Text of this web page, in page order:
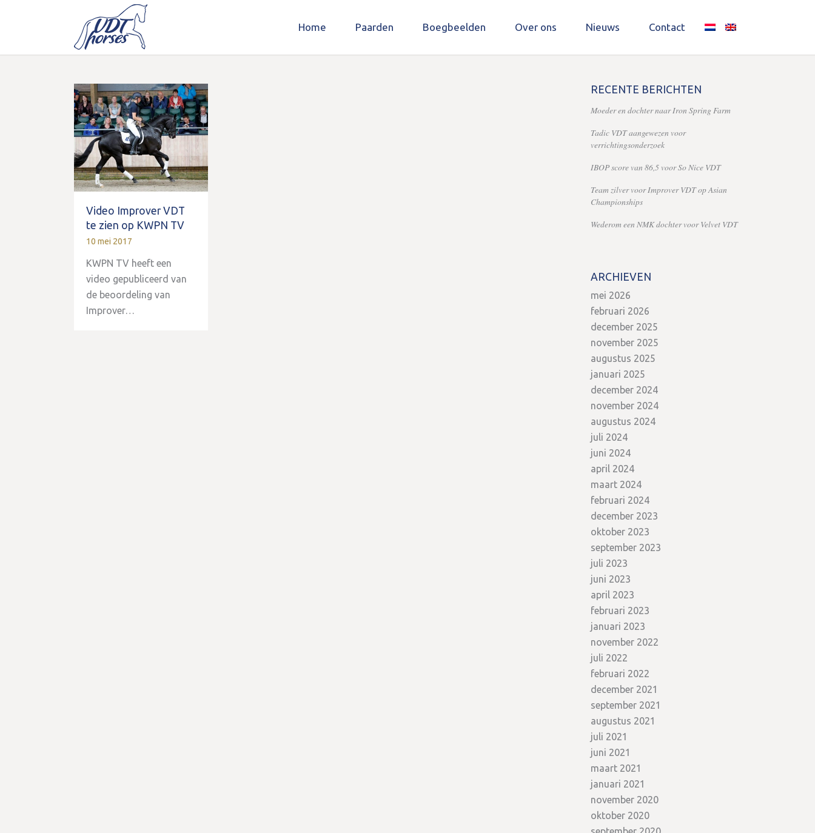
Home Paarden Boegbeelden Over ons Nieuws Contact
Video Improver VDT
te zien op KWPN TV
10 mei 2017
KWPN TV heeft een
video gepubliceerd van
de beoordeling van
Improver…
RECENTE BERICHTEN
Moeder en dochter naar Iron Spring Farm
Tadic VDT aangewezen voor
verrichtingsonderzoek
IBOP score van 86,5 voor So Nice VDT
Team zilver voor Improver VDT op Asian
Championships
Wederom een NMK dochter voor Velvet VDT
ARCHIEVEN
mei 2026
februari 2026
december 2025
november 2025
augustus 2025
januari 2025
december 2024
november 2024
augustus 2024
juli 2024
juni 2024
april 2024
maart 2024
februari 2024
december 2023
oktober 2023
september 2023
juli 2023
juni 2023
april 2023
februari 2023
januari 2023
november 2022
juli 2022
februari 2022
december 2021
september 2021
augustus 2021
juli 2021
juni 2021
maart 2021
januari 2021
november 2020
oktober 2020